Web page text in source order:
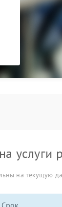
услуги
на текущую
Срок